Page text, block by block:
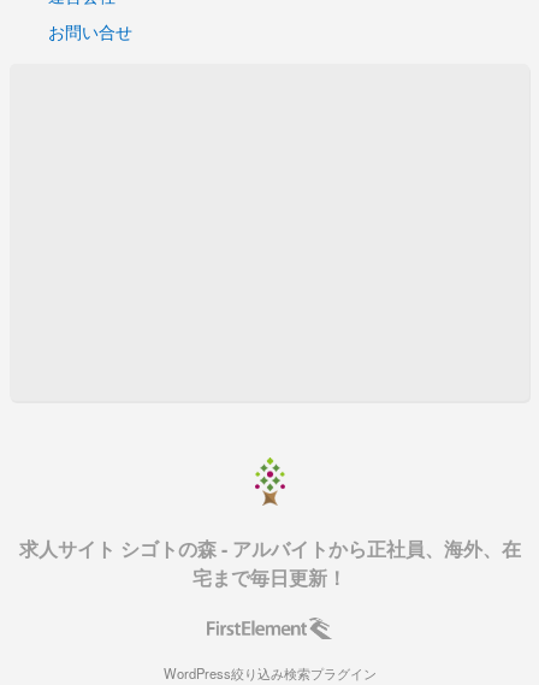
お問い合せ
求人サイト シゴトの森 - アルバイトから正社員、海外、在
宅まで毎日更新！
WordPress絞り込み検索プラグイン